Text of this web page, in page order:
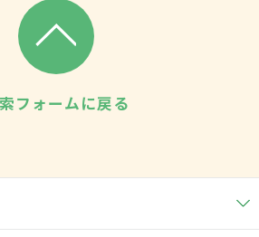
フォームに戻る